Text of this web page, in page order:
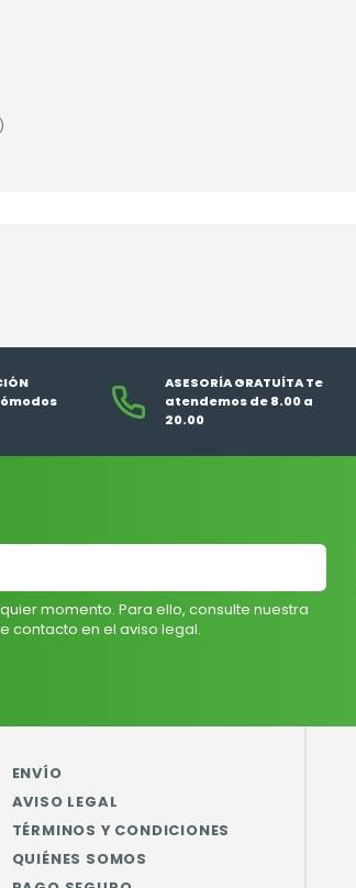
ASESORÍA GRATUÍTA Te
atendemos de 8.00 a
20.00
momento. Para ello, consulte nuestra
contacto en el aviso legal.
ENVÍO
AVISO LEGAL
TÉRMINOS Y CONDICIONES
QUIÉNES SOMOS